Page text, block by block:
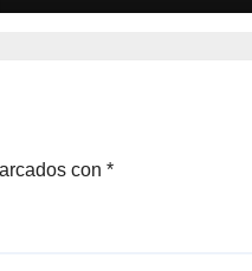
con *